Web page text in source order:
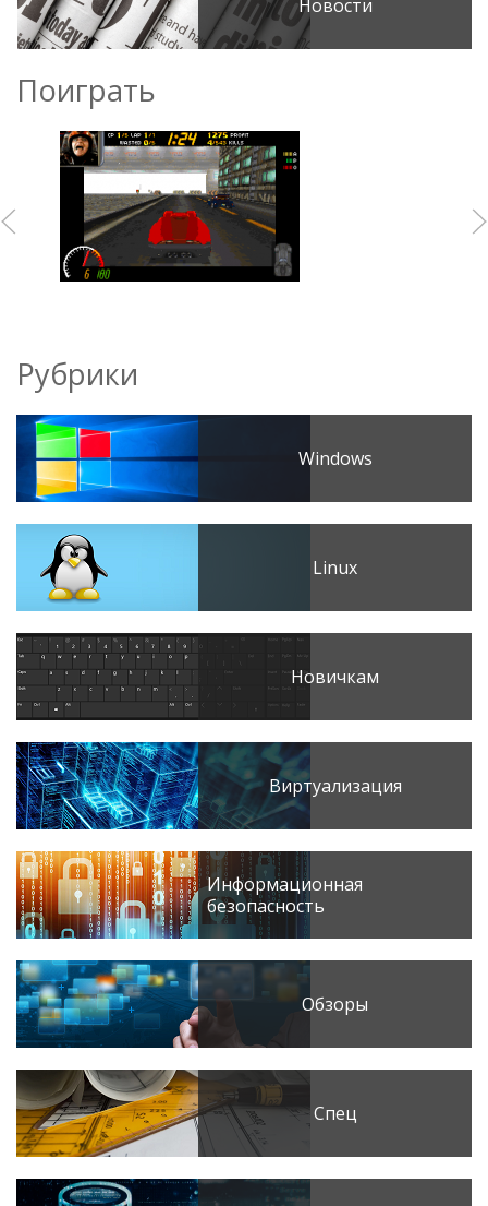
Новости
Поиграть
Рубрики
Windows
Linux
Новичкам
Виртуализация
Информационная
безопасность
Обзоры
Спец